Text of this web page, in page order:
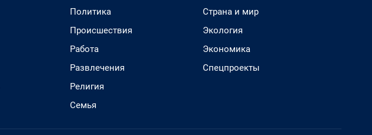
Политика
Происшествия
Работа
Развлечения
Религия
Семья
Страна и мир
Экология
Экономика
Спецпроекты